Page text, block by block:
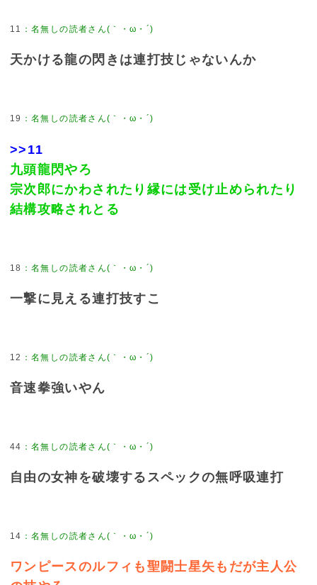
11
天かける龍の閃きは連打技じゃないんか
19
>>11
九頭龍閃やろ
宗次郎にかわされたり縁には受け止められたり
結構攻略されとる
18
一撃に見える連打技すこ
12
音速拳強いやん
44
自由の女神を破壊するスペックの無呼吸連打
14
ワンピースのルフィも聖闘士星矢もだが主人公